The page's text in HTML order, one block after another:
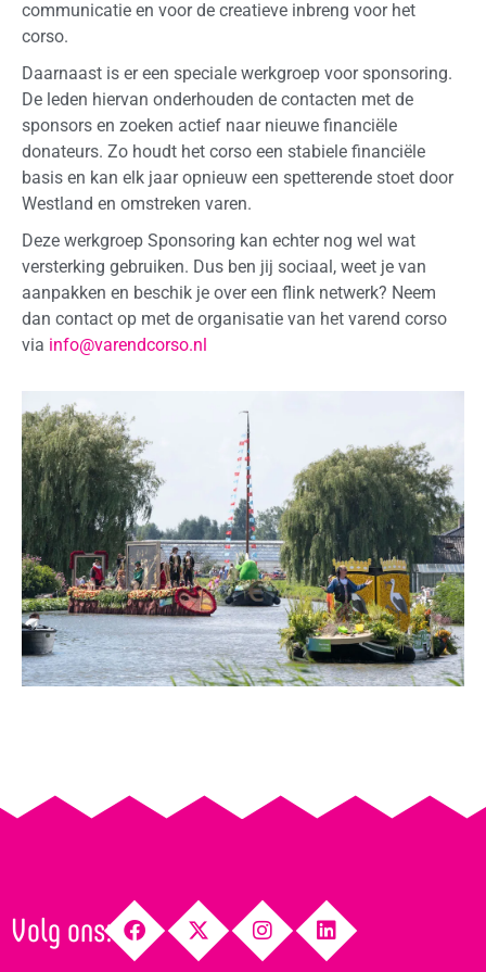
communicatie en voor de creatieve inbreng voor het
corso.
Daarnaast is er een speciale werkgroep voor sponsoring.
De leden hiervan onderhouden de contacten met de
sponsors en zoeken actief naar nieuwe financiële
donateurs. Zo houdt het corso een stabiele financiële
basis en kan elk jaar opnieuw een spetterende stoet door
Westland en omstreken varen.
Deze werkgroep Sponsoring kan echter nog wel wat
versterking gebruiken. Dus ben jij sociaal, weet je van
aanpakken en beschik je over een flink netwerk? Neem
dan contact op met de organisatie van het varend corso
via info@varendcorso.nl
Volg ons: